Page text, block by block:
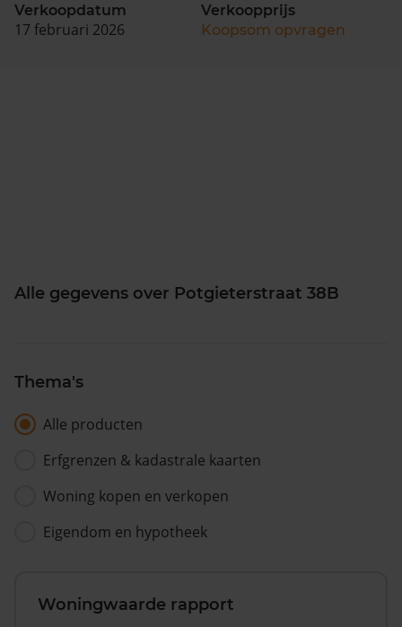
Verkoopdatum
17 februari 2026
Verkoopprijs
Koopsom opvragen
Alle gegevens over Potgieterstraat 38B
Thema's
Alle producten
Erfgrenzen & kadastrale kaarten
Woning kopen en verkopen
Eigendom en hypotheek
Woningwaarde rapport